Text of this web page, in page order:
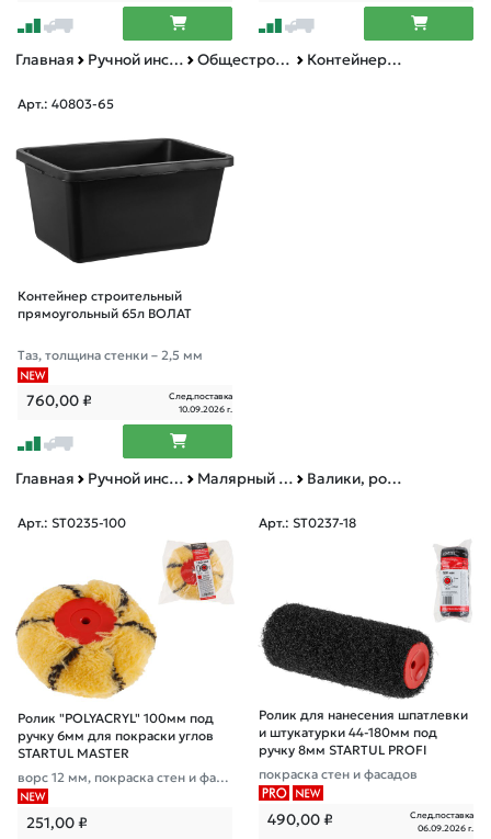
Главная Ручной инструмент Общестроительный инструмент Контейнеры строительные
Арт.: 40803-65
Контейнер строительный
прямоугольный 65л ВОЛАТ
Таз, толщина стенки – 2,5 мм
760,00₽
След.поставка
10.09.2026 г.
Главная Ручной инструмент Малярный инструмент Валики, ролики малярные, принадлежности
Арт.: ST0235-100
Ролик "POLYACRYL" 100мм под
ручку 6мм для покраски углов
STARTUL MASTER
ворс 12 мм, покраска стен и фаса
дов, полиакрил
251,00₽
Арт.: ST0237-18
Ролик для нанесения шпатлевки
и штукатурки 44-180мм под
ручку 8мм STARTUL PROFI
покраска стен и фасадов
490,00₽
След.поставка
06.09.2026 г.